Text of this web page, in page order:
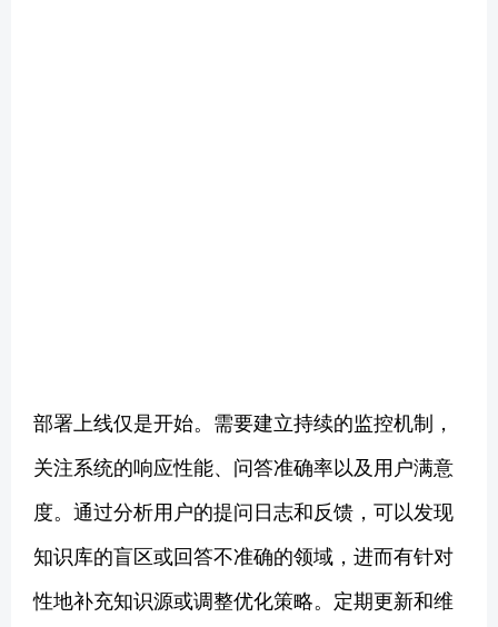
部署上线仅是开始。需要建立持续的监控机制，
关注系统的响应性能、问答准确率以及用户满意
度。通过分析用户的提问日志和反馈，可以发现
知识库的盲区或回答不准确的领域，进而有针对
性地补充知识源或调整优化策略。定期更新和维